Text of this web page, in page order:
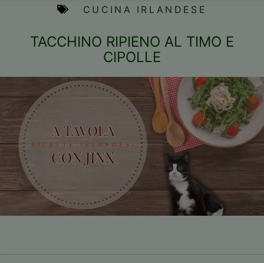
CUCINA IRLANDESE
TACCHINO RIPIENO AL TIMO E
CIPOLLE